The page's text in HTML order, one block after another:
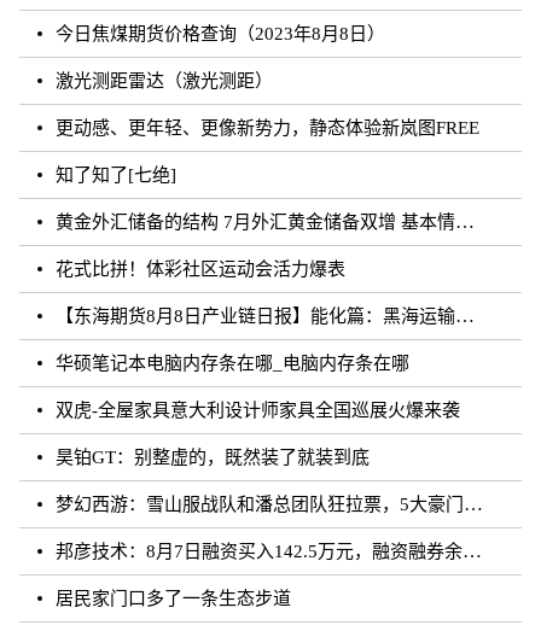
今日焦煤期货价格查询（2023年8月8日）
激光测距雷达（激光测距）
更动感、更年轻、更像新势力，静态体验新岚图FREE
知了知了[七绝]
黄金外汇储备的结构 7月外汇黄金储备双增 基本情况讲解
花式比拼！体彩社区运动会活力爆表
【东海期货8月8日产业链日报】能化篇：黑海运输风险未发酵，油价下跌
华硕笔记本电脑内存条在哪_电脑内存条在哪
双虎-全屋家具意大利设计师家具全国巡展火爆来袭
昊铂GT：别整虚的，既然装了就装到底
梦幻西游：雪山服战队和潘总团队狂拉票，5大豪门带花果山打服战
邦彦技术：8月7日融资买入142.5万元，融资融券余额5198.17万元
居民家门口多了一条生态步道